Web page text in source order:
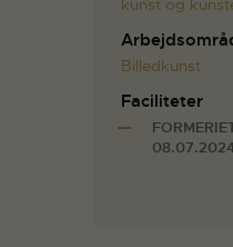
kunst og
Billedkunst
Faciliteter